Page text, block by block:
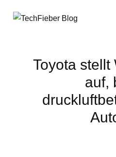
Toyota stellt
auf,